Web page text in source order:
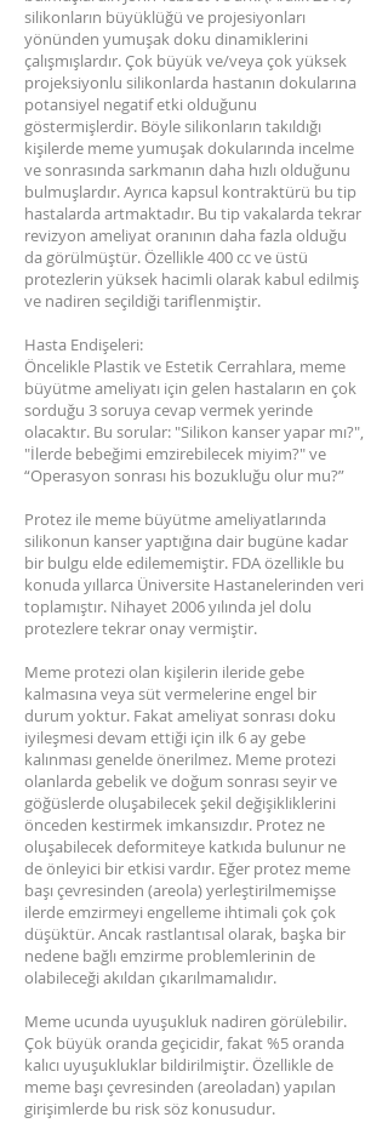
silikonların büyüklüğü ve projesiyonları
yönünden yumuşak doku dinamiklerini
çalışmışlardır. Çok büyük ve/veya çok yüksek
projeksiyonlu silikonlarda hastanın dokularına
potansiyel negatif etki olduğunu
göstermişlerdir. Böyle silikonların takıldığı
kişilerde meme yumuşak dokularında incelme
ve sonrasında sarkmanın daha hızlı olduğunu
bulmuşlardır. Ayrıca kapsul kontraktürü bu tip
hastalarda artmaktadır. Bu tip vakalarda tekrar
revizyon ameliyat oranının daha fazla olduğu
da görülmüştür. Özellikle 400 cc ve üstü
protezlerin yüksek hacimli olarak kabul edilmiş
ve nadiren seçildiği tariflenmiştir.
Hasta Endişeleri:
Öncelikle Plastik ve Estetik Cerrahlara, meme
büyütme ameliyatı için gelen hastaların en çok
sorduğu 3 soruya cevap vermek yerinde
olacaktır. Bu sorular: "Silikon kanser yapar mı?",
"İlerde bebeğimi emzirebilecek miyim?" ve
“Operasyon sonrası his bozukluğu olur mu?”
Protez ile meme büyütme ameliyatlarında
silikonun kanser yaptığına dair bugüne kadar
bir bulgu elde edilememiştir. FDA özellikle bu
konuda yıllarca Üniversite Hastanelerinden veri
toplamıştır. Nihayet 2006 yılında jel dolu
protezlere tekrar onay vermiştir.
Meme protezi olan kişilerin ileride gebe
kalmasına veya süt vermelerine engel bir
durum yoktur. Fakat ameliyat sonrası doku
iyileşmesi devam ettiği için ilk 6 ay gebe
kalınması genelde önerilmez. Meme protezi
olanlarda gebelik ve doğum sonrası seyir ve
göğüslerde oluşabilecek şekil değişikliklerini
önceden kestirmek imkansızdır. Protez ne
oluşabilecek deformiteye katkıda bulunur ne
de önleyici bir etkisi vardır. Eğer protez meme
başı çevresinden (areola) yerleştirilmemişse
ilerde emzirmeyi engelleme ihtimali çok çok
düşüktür. Ancak rastlantısal olarak, başka bir
nedene bağlı emzirme problemlerinin de
olabileceği akıldan çıkarılmamalıdır.
Meme ucunda uyuşukluk nadiren görülebilir.
Çok büyük oranda geçicidir, fakat %5 oranda
kalıcı uyuşukluklar bildirilmiştir. Özellikle de
meme başı çevresinden (areoladan) yapılan
girişimlerde bu risk söz konusudur.